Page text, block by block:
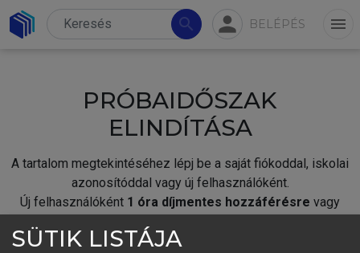
search person BELÉPÉS menu
PRÓBAIDŐSZAK
ELINDÍTÁSA
A tartalom megtekintéséhez lépj be a saját fiókoddal, iskolai
azonosítóddal vagy új felhasználóként.
Új felhasználóként 1 óra díjmentes hozzáférésre vagy
SÜTIK LISTÁJA